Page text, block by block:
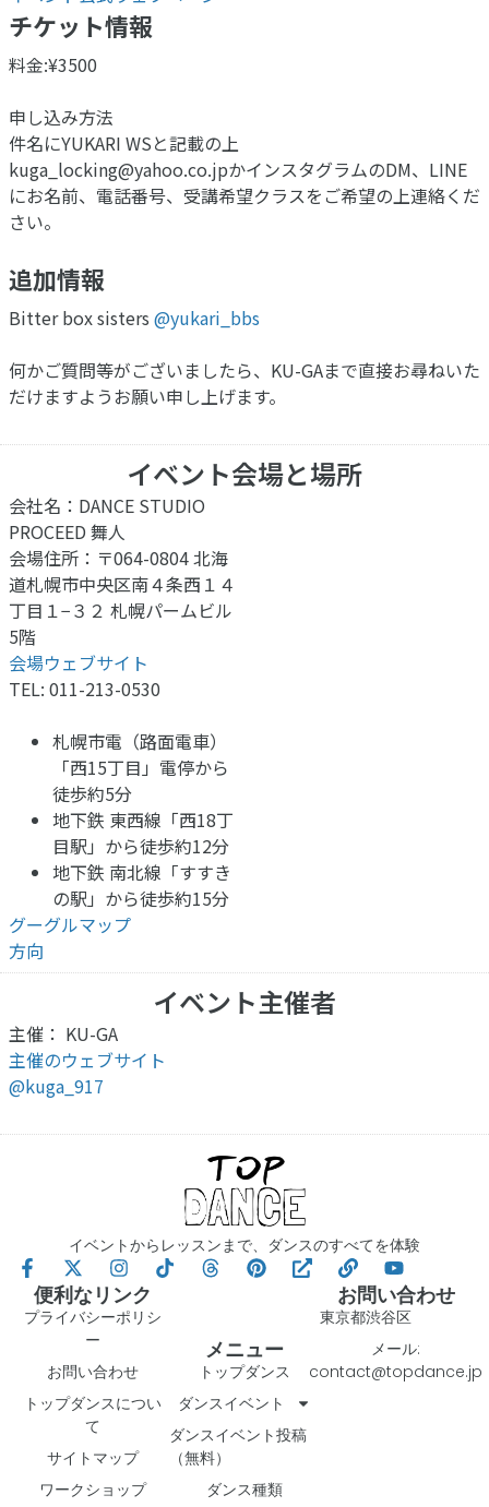
チケット情報
料金:¥3500
申し込み方法
件名にYUKARI WSと記載の上
kuga_locking@yahoo.co.jpかインスタグラムのDM、LINE
にお名前、電話番号、受講希望クラスをご希望の上連絡くだ
さい。
追加情報
Bitter box sisters @yukari_bbs
何かご質問等がございましたら、KU-GAまで直接お尋ねいた
だけますようお願い申し上げます。
イベント会場と場所
会社名：DANCE STUDIO
PROCEED 舞人
会場住所：〒064-0804 北海
道札幌市中央区南４条西１４
丁目１−３２ 札幌パームビル
5階
会場ウェブサイト
TEL: 011-213-0530
札幌市電（路面電車）
「西15丁目」電停から
徒歩約5分
地下鉄 東西線「西18丁
目駅」から徒歩約12分
地下鉄 南北線「すすき
の駅」から徒歩約15分
グーグルマップ
方向
イベント主催者
主催： KU-GA
主催のウェブサイト
@kuga_917
イベントからレッスンまで、ダンスのすべてを体験
便利なリンク
プライバシーポリシ
ー
お問い合わせ
トップダンスについ
て
サイトマップ
ワークショップ
メニュー
トップダンス
ダンスイベント
ダンスイベント投稿
（無料）
ダンス種類
お問い合わせ
東京都渋谷区
メール:
contact@topdance.jp